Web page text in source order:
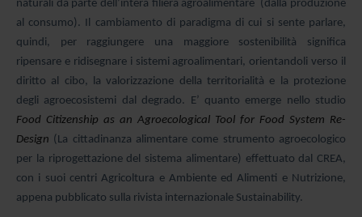
naturali da parte dell’intera filiera agroalimentare (dalla produzione
al consumo). Il cambiamento di paradigma di cui si sente parlare,
quindi, per raggiungere una maggiore sostenibilità significa
ripensare e ridisegnare i sistemi agroalimentari, orientandoli verso il
diritto al cibo, la valorizzazione della territorialità e la protezione
degli agroecosistemi dal degrado. E’ quanto emerge nello studio
Food Citizenship as an Agroecological Tool for Food System Re-
Design (La cittadinanza alimentare come strumento agroecologico
per la riprogettazione del sistema alimentare) effettuato dal CREA,
con i suoi centri Agricoltura e Ambiente ed Alimenti e Nutrizione,
appena pubblicato sulla rivista internazionale Sustainability.